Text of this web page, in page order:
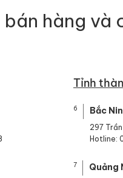
hàng
Tỉnh
6 Bắc
297
Hotline:
7 Quảng